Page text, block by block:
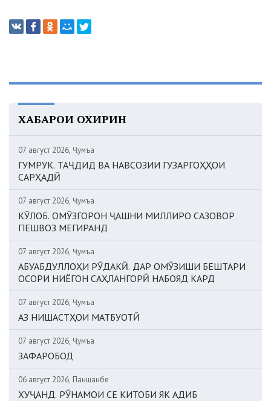
ХАБАРҲОИ ОХИРИН
07 август 2026, Ҷумъа
ГУМРУК. ТАҶДИД ВА НАВСОЗИИ ГУЗАРГОҲҲОИ
САРҲАДӢ
07 август 2026, Ҷумъа
КӮЛОБ. ОМӮЗГОРОН ҶАШНИ МИЛЛИРО САЗОВОР
ПЕШВОЗ МЕГИРАНД
07 август 2026, Ҷумъа
АБУАБДУЛЛОҲИ РӮДАКӢ. ДАР ОМӮЗИШИ БЕШТАРИ
ОСОРИ НИЁГОН САҲЛАНГОРӢ НАБОЯД КАРД
07 август 2026, Ҷумъа
АЗ НИШАСТҲОИ МАТБУОТӢ
07 август 2026, Ҷумъа
ЗАФАРОБОД
06 август 2026, Панҷшанбе
ХУҶАНД. РӮНАМОИ СЕ КИТОБИ ЯК АДИБ